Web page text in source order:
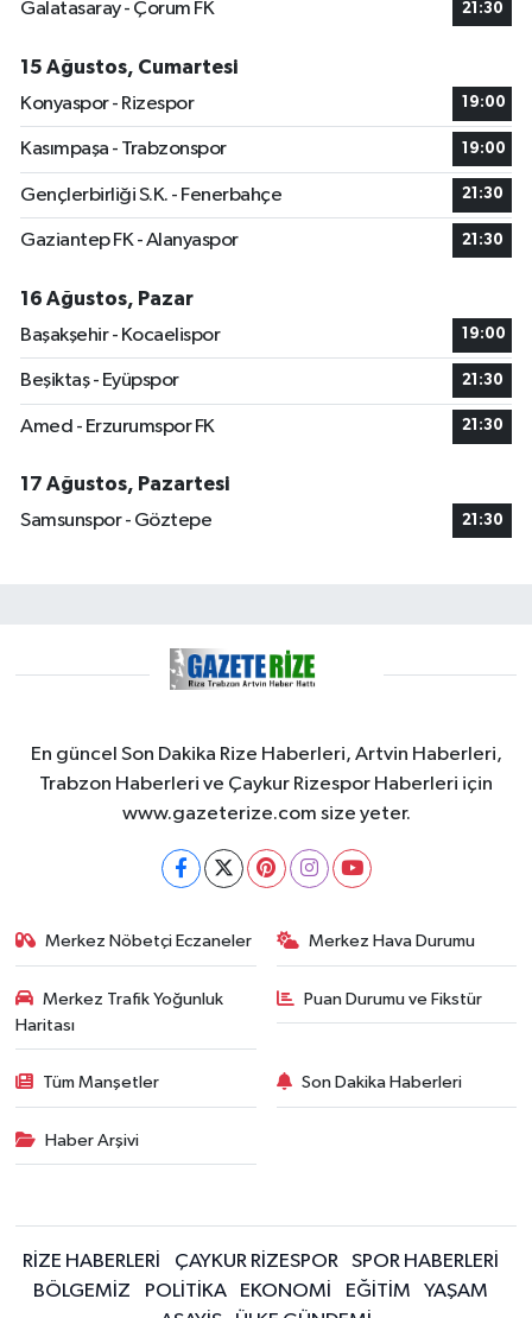
Galatasaray - Çorum FK
21:30
15 Ağustos, Cumartesi
Konyaspor - Rizespor
19:00
Kasımpaşa - Trabzonspor 19:00
Gençlerbirliği S.K. - Fenerbahçe 21:30
Gaziantep FK - Alanyaspor 21:30
16 Ağustos, Pazar
Başakşehir - Kocaelispor
19:00
Beşiktaş - Eyüpspor 21:30
Amed - Erzurumspor FK 21:30
17 Ağustos, Pazartesi
Samsunspor - Göztepe
21:30
En güncel Son Dakika Rize Haberleri, Artvin Haberleri,
Trabzon Haberleri ve Çaykur Rizespor Haberleri için
www.gazeterize.com size yeter.
Merkez Nöbetçi Eczaneler Merkez Hava Durumu
Merkez Trafik Yoğunluk
Haritası
Puan Durumu ve Fikstür
Tüm Manşetler Son Dakika Haberleri
Haber Arşivi
RİZE HABERLERİ ÇAYKUR RİZESPOR
SPOR HABERLERİ
BÖLGEMİZ
POLİTİKA EKONOMİ EĞİTİM
YAŞAM